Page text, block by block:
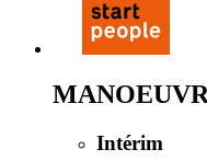
Intérim